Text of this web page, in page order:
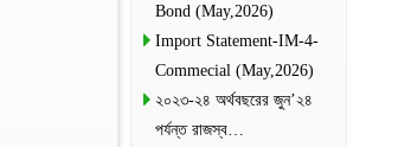
Bond (May,2026)
Import Statement-IM-4-
Commecial (May,2026)
২০২৩-২৪ অর্থবছরের জুন’২৪
পর্যন্ত রাজস্ব…